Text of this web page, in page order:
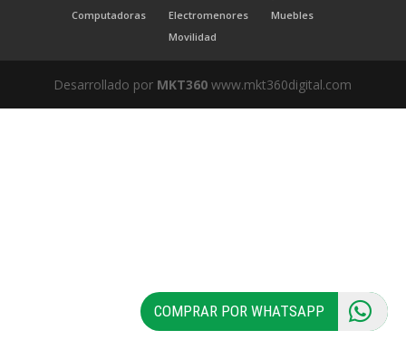
Computadoras
Electromenores
Muebles
Movilidad
Desarrollado por MKT360 www.mkt360digital.com
COMPRAR POR WHATSAPP